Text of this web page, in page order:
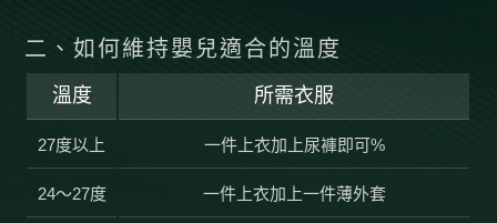
二、如何維持嬰兒適合的溫度
溫度 所需衣服
27度以上 一件上衣加上尿褲即可%
24～27度 一件上衣加上一件薄外套